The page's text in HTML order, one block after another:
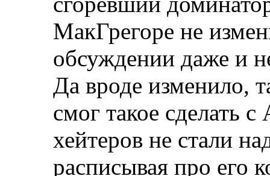
МакГрегоре не
обсуждении даже и
Да вроде изменило,
смог такое сделать
хейтеров не стали
расписывая про его